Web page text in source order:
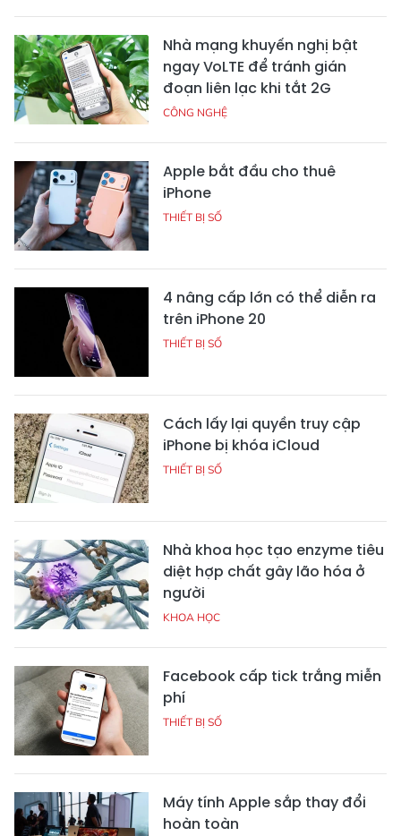
Nhà mạng khuyến nghị bật
ngay VoLTE để tránh gián
đoạn liên lạc khi tắt 2G
CÔNG NGHỆ
Apple bắt đầu cho thuê
iPhone
THIẾT BỊ SỐ
4 nâng cấp lớn có thể diễn ra
trên iPhone 20
THIẾT BỊ SỐ
Cách lấy lại quyền truy cập
iPhone bị khóa iCloud
THIẾT BỊ SỐ
Nhà khoa học tạo enzyme tiêu
diệt hợp chất gây lão hóa ở
người
KHOA HỌC
Facebook cấp tick trắng miễn
phí
THIẾT BỊ SỐ
Máy tính Apple sắp thay đổi
hoàn toàn